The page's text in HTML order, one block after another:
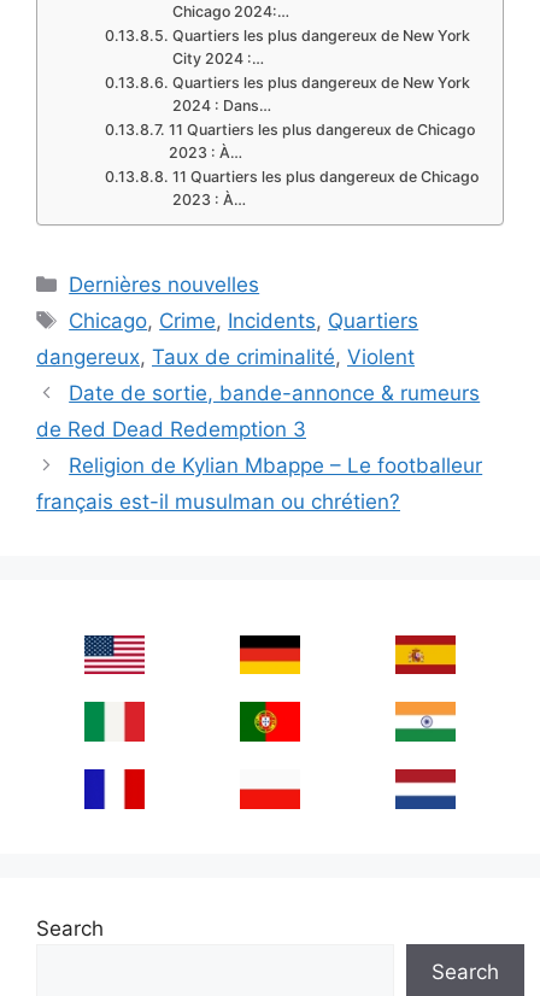
Chicago 2024:…
Quartiers les plus dangereux de New York
City 2024 :…
Quartiers les plus dangereux de New York
2024 : Dans…
11 Quartiers les plus dangereux de Chicago
2023 : À…
11 Quartiers les plus dangereux de Chicago
2023 : À…
Categories
Dernières nouvelles
Tags
Chicago, Crime, Incidents, Quartiers
dangereux, Taux de criminalité, Violent
Date de sortie, bande-annonce & rumeurs
de Red Dead Redemption 3
Religion de Kylian Mbappe – Le footballeur
français est-il musulman ou chrétien?
Search
Search